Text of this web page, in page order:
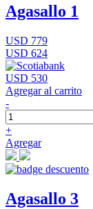
Agasallo 1
USD 779
USD 624
USD 530
Agregar al carrito
-
+
Agregar
Agasallo 3